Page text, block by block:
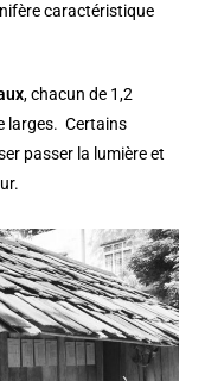
caractéristique
, chacun de 1,2
larges. Certains
passer la lumière et